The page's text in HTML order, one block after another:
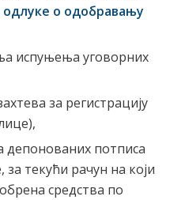
о одобравању
испуњења уговорних
за регистрацију
депонованих потписа
текући рачун на који
средства по